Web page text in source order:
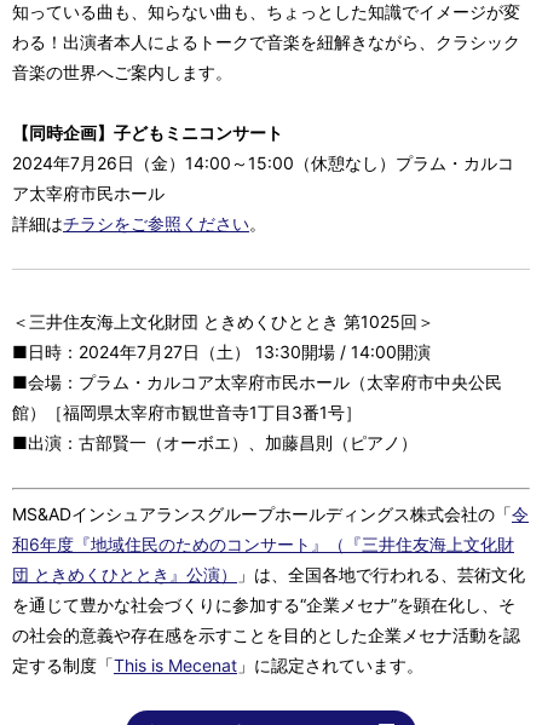
知っている曲も、知らない曲も、ちょっとした知識でイメージが変
わる！出演者本人によるトークで音楽を紐解きながら、クラシック
音楽の世界へご案内します。
【同時企画】子どもミニコンサート
2024年7月26日（金）14:00～15:00（休憩なし）プラム・カルコ
ア太宰府市民ホール
詳細はチラシをご参照ください。
＜三井住友海上文化財団 ときめくひととき 第1025回＞
■日時：2024年7月27日（土） 13:30開場 / 14:00開演
■会場：プラム・カルコア太宰府市民ホール（太宰府市中央公民
館）［福岡県太宰府市観世音寺1丁目3番1号］
■出演：古部賢一（オーボエ）、加藤昌則（ピアノ）
MS&ADインシュアランスグループホールディングス株式会社の「令
和6年度『地域住民のためのコンサート』（『三井住友海上文化財
団 ときめくひととき』公演）
」は、全国各地で行われる、芸術文化
を通じて豊かな社会づくりに参加する“企業メセナ”を顕在化し、そ
の社会的意義や存在感を示すことを目的とした企業メセナ活動を認
定する制度「This is Mecenat 」に認定されています。